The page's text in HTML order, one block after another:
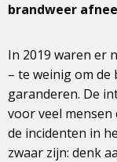
brandweer
In 2019 waren er
– te weinig om
garanderen. De
voor veel
de incidenten in
zwaar zijn: denk